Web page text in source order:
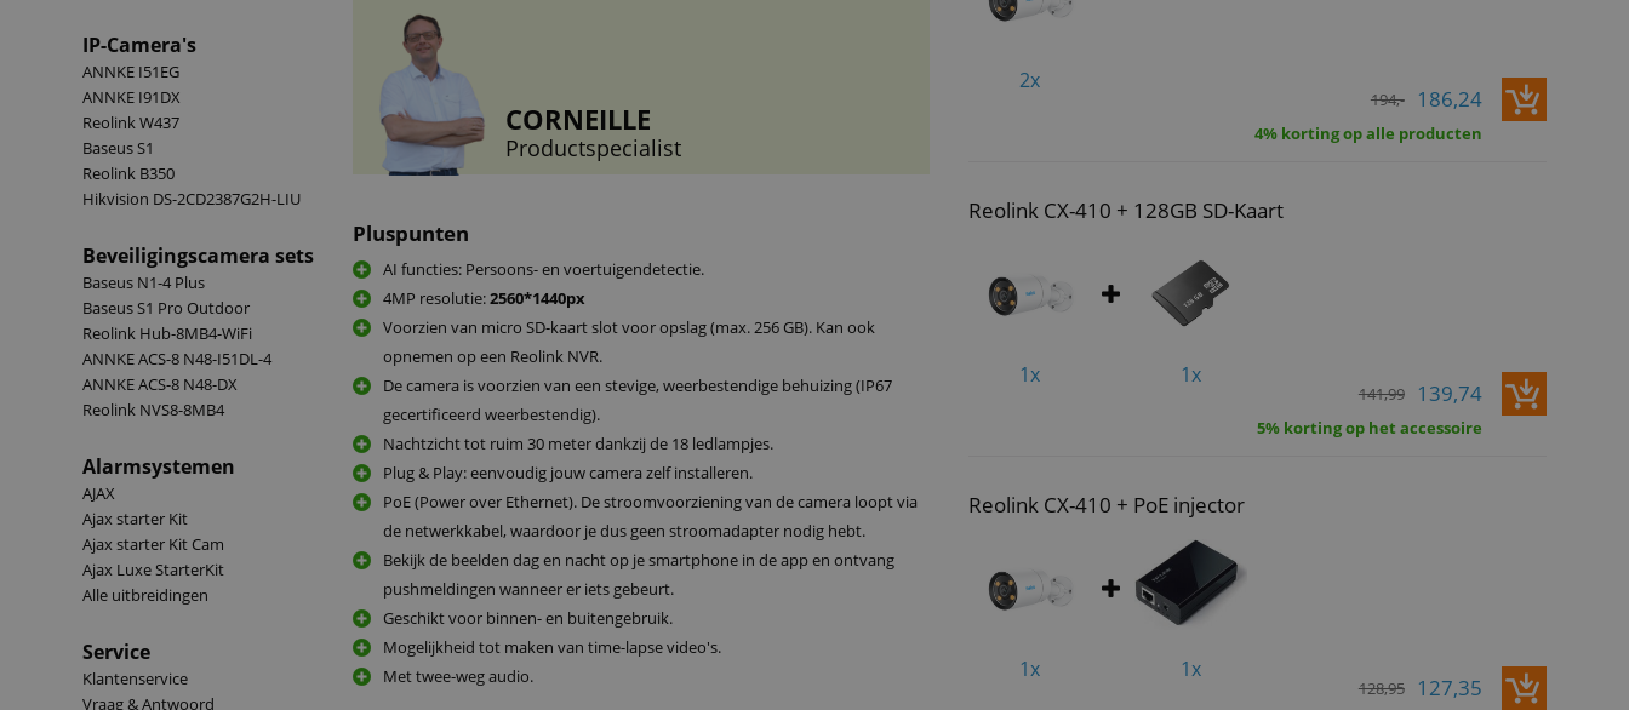
IP-Camera's
ANNKE I51EG
ANNKE I91DX
Reolink W437
Baseus S1
Reolink B350
Hikvision DS-2CD2387G2H-LIU
Beveiligingscamera sets
Baseus N1-4 Plus
Baseus S1 Pro Outdoor
Reolink Hub-8MB4-WiFi
ANNKE ACS-8 N48-I51DL-4
ANNKE ACS-8 N48-DX
Reolink NVS8-8MB4
Alarmsystemen
AJAX
Ajax starter Kit
Ajax starter Kit Cam
Ajax Luxe StarterKit
Alle uitbreidingen
Service
Klantenservice
Vraag & Antwoord
CORNEILLE
Productspecialist
Pluspunten
AI functies: Persoons- en voertuigendetectie.
4MP resolutie:2560*1440px
Voorzien van micro SD-kaart slot voor opslag (max. 256 GB). Kan ook
opnemen op een Reolink NVR.
De camera is voorzien van een stevige, weerbestendige behuizing (IP67
gecertificeerd weerbestendig).
Nachtzicht tot ruim 30 meter dankzij de 18 ledlampjes.
Plug & Play: eenvoudig jouw camera zelf installeren.
PoE (Power over Ethernet). De stroomvoorziening van de camera loopt via
de netwerkkabel, waardoor je dus geen stroomadapter nodig hebt.
Bekijk de beelden dag en nacht op je smartphone in de app en ontvang
pushmeldingen wanneer er iets gebeurt.
Geschikt voor binnen- en buitengebruik.
Mogelijkheid tot maken van time-lapse video's.
Met twee-weg audio.
2x
186,24
194,-
4% korting op alle producten
Reolink CX-410 + 128GB SD-Kaart
1x 1x
139,74
141,99
5% korting op het accessoire
Reolink CX-410 + PoE injector
1x 1x
127,35
128,95